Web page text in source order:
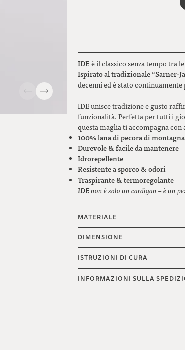
IDEè il classico senza tempo tra
Ispirato al tradizionale “Sarner-
decenni ed è stato
IDE unisce tradizione e gusto
funzionalità. Perfetta per tutti i
questa maglia ti accompagna
100% lana di pecora di
Durevole & facile da mantenere
Idrorepellente
Resistente a sporco & odori
Traspirante & termoregolante
IDEnon è solo un cardigan – è un
MATERIALE
DIMENSIONE
ISTRUZIONI DI CURA
INFORMAZIONI SULLA